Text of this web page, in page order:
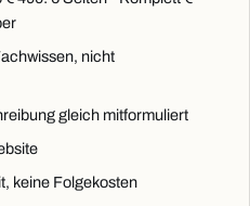
nicht
gleich mitformuliert
keine Folgekosten